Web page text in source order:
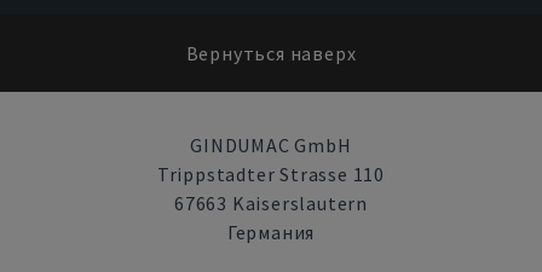
Вернуться наверх
GINDUMAC GmbH
Trippstadter Strasse 110
67663 Kaiserslautern
Германия